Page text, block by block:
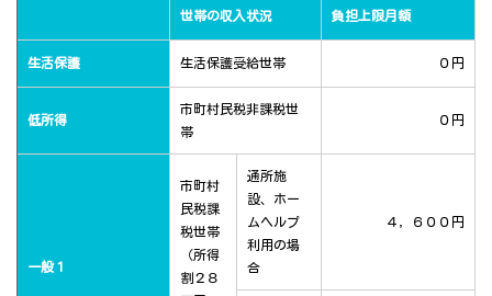
世帯の収入状況 負担上限月額
生活保護 生活保護受給世帯 ０円
低所得
市町村民税非課税世
帯
０円
一般１
市町村
民税課
税世帯
（所得
割２８
通所施
設、ホー
ムヘルプ
利用の場
合
４，６００円